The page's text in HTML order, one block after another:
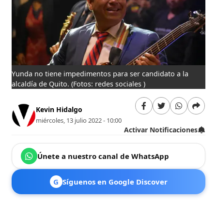
Yunda no tiene impedimentos para ser candidato a la
alcaldía de Quito.(Fotos: redes sociales )
Kevin Hidalgo
miércoles, 13 julio 2022 - 10:00
Activar Notificaciones
Únete a nuestro canal de WhatsApp
G Síguenos en Google Discover